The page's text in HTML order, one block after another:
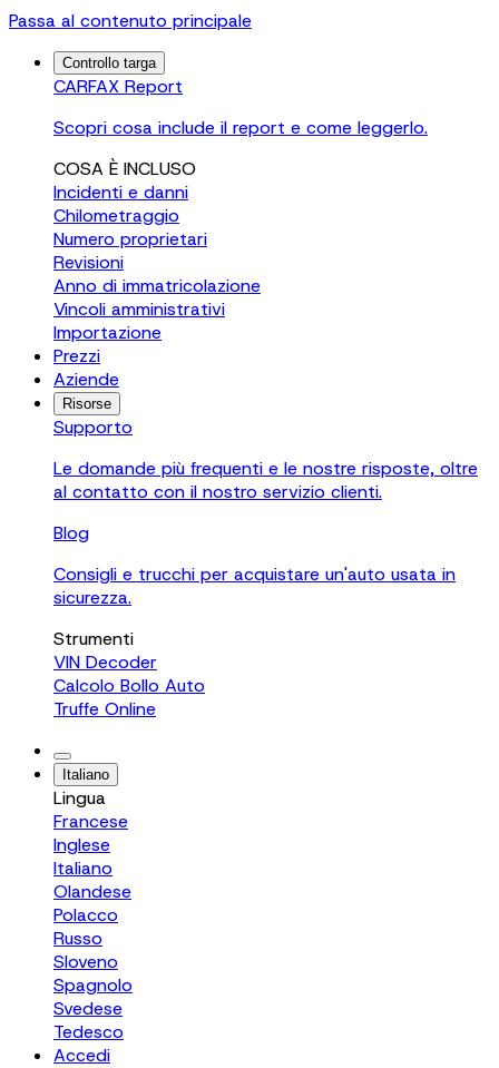
Passa al contenuto principale
Controllo targa
CARFAX Report
Scopri cosa include il report e come leggerlo.
COSA È INCLUSO
Incidenti e danni
Chilometraggio
Numero proprietari
Revisioni
Anno di immatricolazione
Vincoli amministrativi
Importazione
Prezzi
Aziende
Risorse
Supporto
Le domande più frequenti e le nostre risposte, oltre
al contatto con il nostro servizio clienti.
Blog
Consigli e trucchi per acquistare un'auto usata in
sicurezza.
Strumenti
VIN Decoder
Calcolo Bollo Auto
Truffe Online
Italiano
Lingua
Francese
Inglese
Italiano
Olandese
Polacco
Russo
Sloveno
Spagnolo
Svedese
Tedesco
Accedi